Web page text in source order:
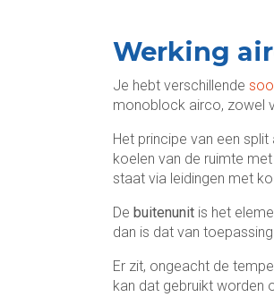
Werking
Je hebt verschillende
monoblock airco, zowel
Het principe van een
koelen van de ruimte
staat via leidingen met
De buitenunit is het
dan is dat van
Er zit, ongeacht de
kan dat gebruikt worden